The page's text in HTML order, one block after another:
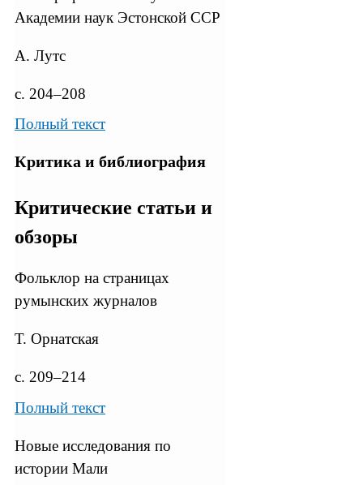
Академии наук Эстонской ССР
А. Лутс
с. 204–208
Полный текст
Критика и библиография
Критические статьи и
обзоры
Фольклор на страницах
румынских журналов
Т. Орнатская
с. 209–214
Полный текст
Новые исследования по
истории Мали